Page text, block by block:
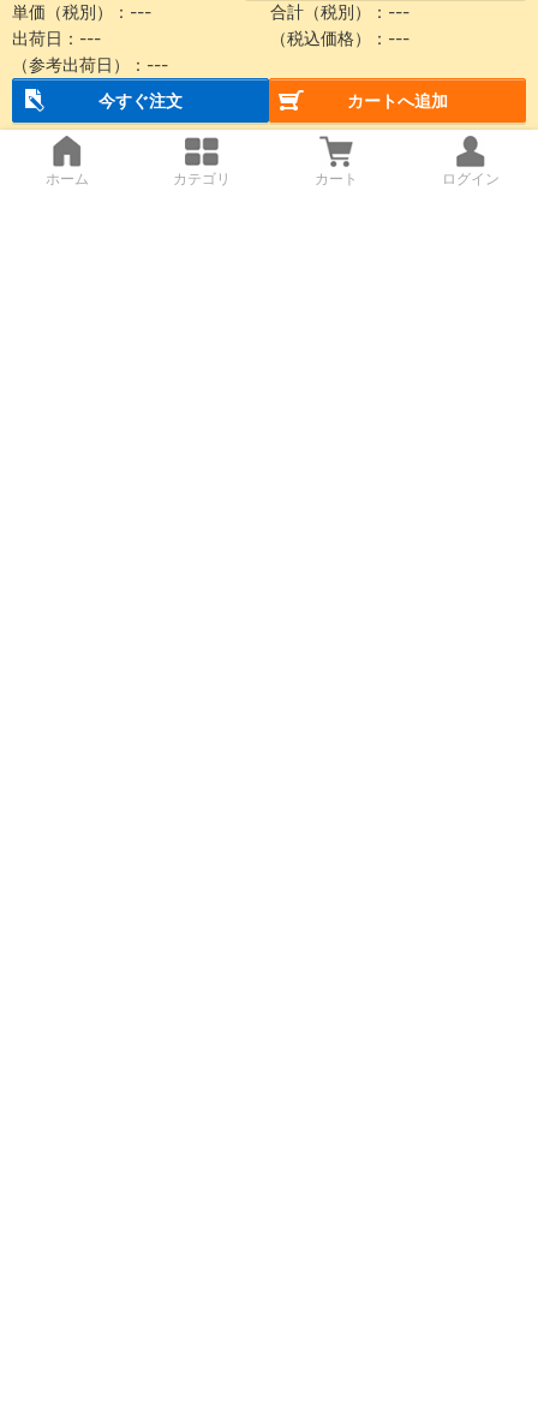
単価（税別）：---
合計（税別）：---
出荷日：---
（税込価格）：---
（参考出荷日）：---
今すぐ注文
カートへ追加
ホーム カテゴリ カート ログイン